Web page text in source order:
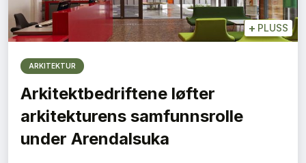
+ PLUSS
ARKITEKTUR
Arkitektbedriftene løfter
arkitekturens samfunnsrolle
under Arendalsuka